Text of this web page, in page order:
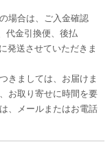
場合は、ご入金確認
代金引換便、後払
発送させていただきま
きましては、お届けま
お取り寄せに時間を要
、メールまたはお電話